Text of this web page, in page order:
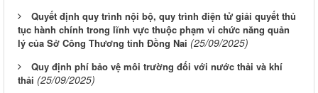
Quyết định quy trình nội bộ, quy trình điện tử giải quyết thủ
tục hành chính trong lĩnh vực thuộc phạm vi chức năng quản
lý của Sở Công Thương tỉnh Đồng Nai (25/09/2025)
Quy định phí bảo vệ môi trường đối với nước thải và khí
thải (25/09/2025)